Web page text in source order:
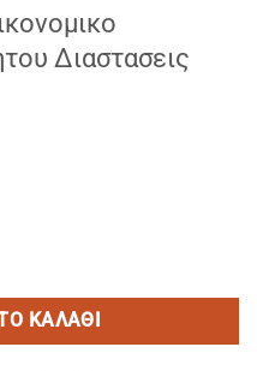
Διαστασεις
Φαγητου
ΚΑΛΆΘΙ